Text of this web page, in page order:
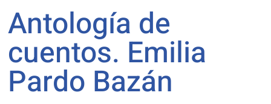
Antología de
cuentos. Emilia
Pardo Bazán